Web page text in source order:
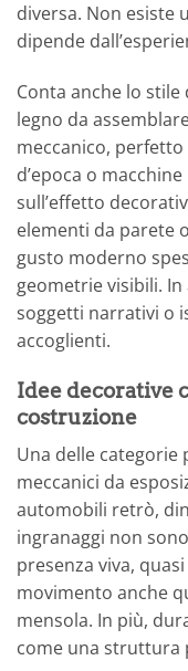
diversa. Non esiste
dipende
Conta anche lo
legno da
meccanico,
d’epoca o
sull’effetto
elementi da parete
gusto moderno
geometrie visibili.
soggetti narrativi o
accoglienti.
Idee decorative
costruzione
Una delle categorie
meccanici da
automobili retrò,
ingranaggi non
presenza viva,
movimento anche
mensola. In più,
come una struttura